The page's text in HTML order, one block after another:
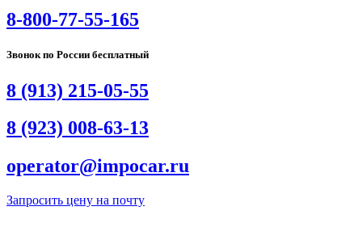
8-800-77-55-165
Звонок по России бесплатный
8 (913) 215-05-55
8 (923) 008-63-13
operator@impocar.ru
Запросить цену на почту